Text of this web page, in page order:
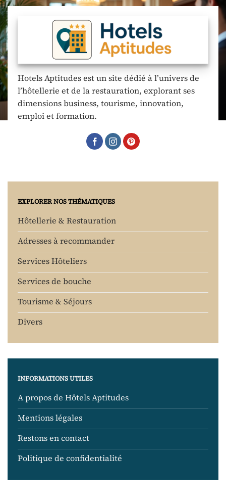
Hotels Aptitudes est un site dédié à l’univers de
l’hôtellerie et de la restauration, explorant ses
dimensions business, tourisme, innovation,
emploi et formation.
EXPLORER NOS THÉMATIQUES
Hôtellerie & Restauration
Adresses à recommander
Services Hôteliers
Services de bouche
Tourisme & Séjours
Divers
INFORMATIONS UTILES
A propos de Hôtels Aptitudes
Mentions légales
Restons en contact
Politique de confidentialité